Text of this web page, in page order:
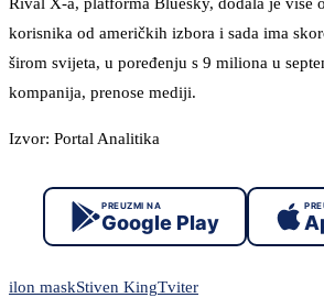
korisnika od američkih izbora i sada ima
širom svijeta, u poređenju s 9 miliona u
kompanija, prenose mediji.
Izvor: Portal Analitika
PREUZMI NA
Google Play
ilon maskStiven KingTviter